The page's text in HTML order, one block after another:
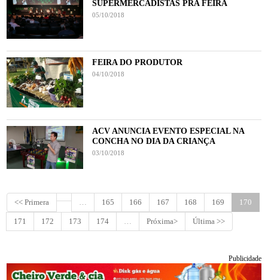
SUPERMERCADISTAS PRA FEIRA
05/10/2018
FEIRA DO PRODUTOR
04/10/2018
ACV ANUNCIA EVENTO ESPECIAL NA
CONCHA NO DIA DA CRIANÇA
03/10/2018
<< Primera … 165 166 167 168 169 170
171 172 173 174 … Próxima> Última >>
Publicidade